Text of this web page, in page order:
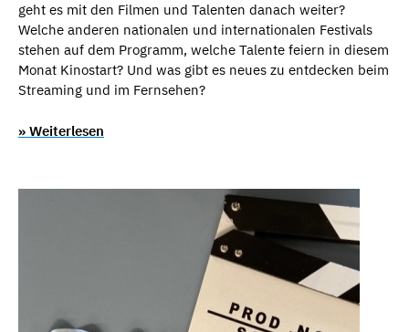
geht es mit den Filmen und Talenten danach weiter?
Welche anderen nationalen und internationalen Festivals
stehen auf dem Programm, welche Talente feiern in diesem
Monat Kinostart? Und was gibt es neues zu entdecken beim
Streaming und im Fernsehen?
» Weiterlesen